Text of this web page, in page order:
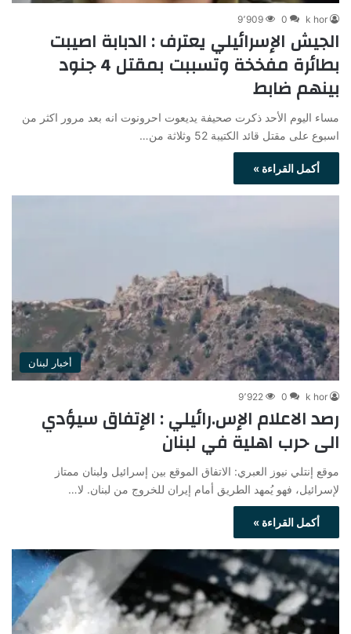
k hor
0 9٬909
الجيش الإسرائيلي يعترف : الدبابة اصيبت
بطائرة مفخخة وتسببت بمقتل 4 جنود
بينهم ضابط
مساء اليوم الأحد ذكرت صحيفة يديعوت احرونوت انه بعد مرور اكثر من
اسبوع على مقتل قائد الكتيبة 52 وثلاثة من…
أكمل القراءة »
أخبار لبنان
k hor
0 9٬922
رصد الاعلام الإس.رائيلي : الإتفاق سيؤدي
الى حرب اهلية في لبنان
موقع إنتلي نيوز العبري: الاتفاق الموقع بين إسرائيل ولبنان ممتاز
لإسرائيل، فهو يُمهد الطريق أمام إيران للخروج من لبنان. لا…
أكمل القراءة »